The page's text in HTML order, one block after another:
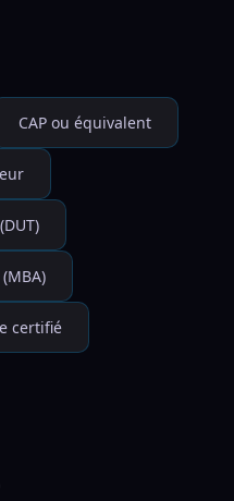
CAP ou équivalent
certifié